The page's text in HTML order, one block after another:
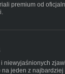
premium od
niewyjaśnionych
na jeden z